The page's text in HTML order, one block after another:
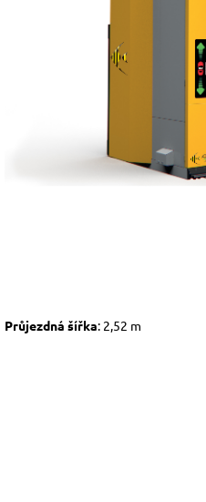
Průjezdná šířka: 2,52 m